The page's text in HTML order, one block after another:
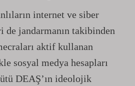
internet ve siber
jandarmanın takibinden
aktif kullanan
sosyal medya hesapları
DEAŞ’ın ideolojik